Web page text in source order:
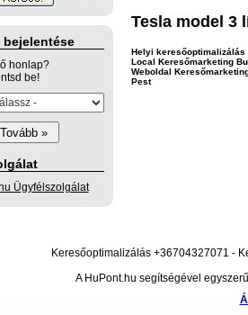
bejelentése
honlap?
be!
Ügyfélszolgálat
Tesla model 3
Helyi keresőoptimalizálás
Local Keresőmarketing
Weboldal
Pest
Keresőoptimalizálás +36704327071 -
A HuPont.hu segítségével